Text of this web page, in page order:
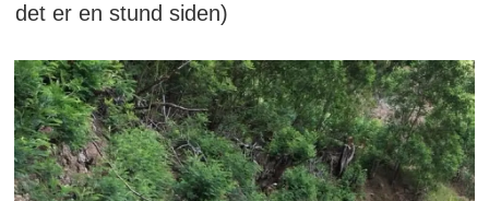
det er en stund siden)